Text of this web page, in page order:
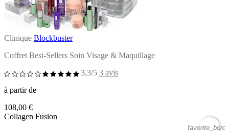
Clinique Blockbuster
Coffret Best-Sellers Soin Visage & Maquillage
3,3/5 3 avis
à partir de
108,00 €
Collagen Fusion